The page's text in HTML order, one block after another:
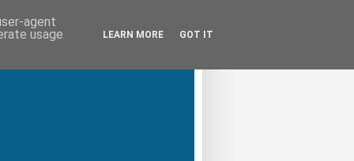
agent
usage
LEARN MORE GOT IT